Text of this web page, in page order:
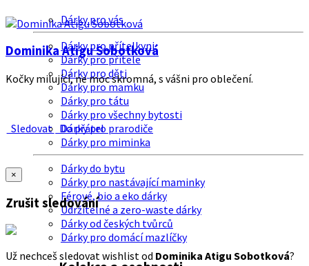
Dárky pro vás
Dárky pro přítelkyni
Dárky pro přítele
Dárky pro děti
Dárky pro mamku
Dárky pro tátu
Dárky pro všechny bytosti
Dárky pro prarodiče
Dárky pro miminka
Dárky do bytu
Dárky pro nastávající maminky
Férové, bio a eko dárky
Udržitelné a zero-waste dárky
Dárky od českých tvůrců
Dárky pro domácí mazlíčky
Dominika Atigu Sobotková
Kočky milující, ne moc skromná, s vášni pro oblečení.
Sledovat Do přátel
×
Zrušit sledování
Už nechceš sledovat wishlist od Dominika Atigu Sobotková?